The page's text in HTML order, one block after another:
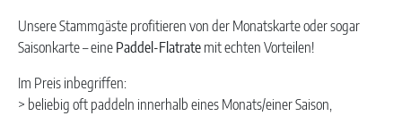
Unsere Stammgäste profitieren von der Monatskarte oder sogar
Saisonkarte – eine Paddel-Flatrate mit echten Vorteilen!
Im Preis inbegriffen:
> beliebig oft paddeln innerhalb eines Monats/einer Saison,